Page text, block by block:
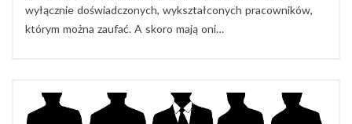
wyłącznie doświadczonych, wykształconych pracowników,
którym można zaufać. A skoro mają oni…